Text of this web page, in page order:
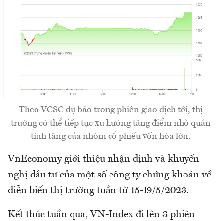
Theo VCSC dự báo trong phiên giao dịch tới, thị
trường có thể tiếp tục xu hướng tăng điểm nhờ quán
tính tăng của nhóm cổ phiếu vốn hóa lớn.
VnEconomy giới thiệu nhận định và khuyến
nghị đầu tư của một số công ty chứng khoán về
diễn biến thị trường tuần từ 15-19/5/2023.
Kết thúc tuần qua, VN-Index đi lên 3 phiên